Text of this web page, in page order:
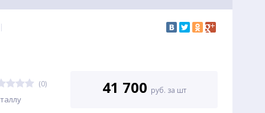
|
(0) 41 700 руб. за шт